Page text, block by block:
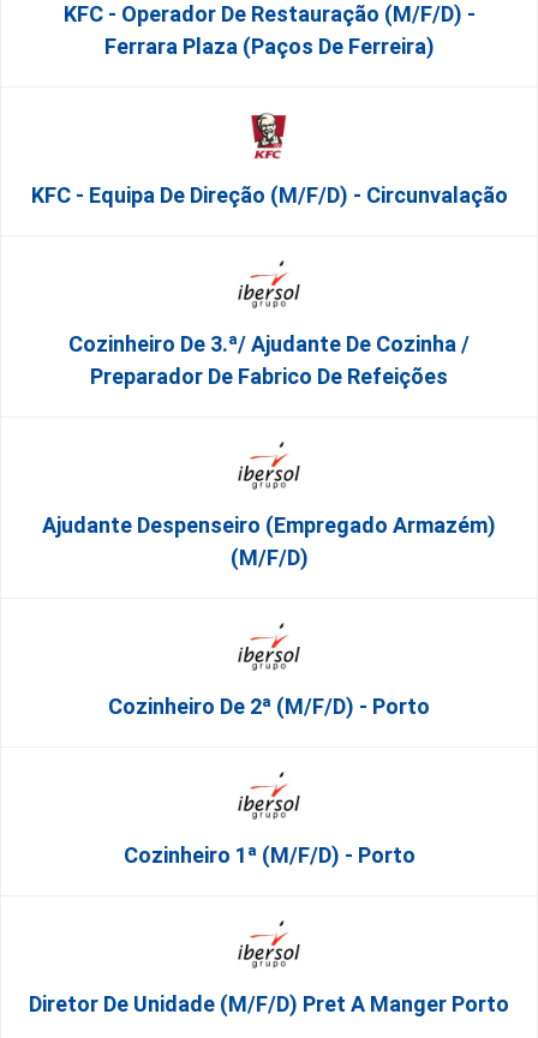
KFC - Operador De Restauração (m/f/d) -
Ferrara Plaza (Paços De Ferreira)
KFC - Equipa De Direção (m/f/d) - Circunvalação
Cozinheiro De 3.ª/ Ajudante De Cozinha /
Preparador De Fabrico De Refeições
Ajudante Despenseiro (empregado Armazém)
(M/F/D)
Cozinheiro De 2ª (M/F/D) - Porto
Cozinheiro 1ª (M/F/D) - Porto
Diretor De Unidade (m/f/d) Pret A Manger Porto